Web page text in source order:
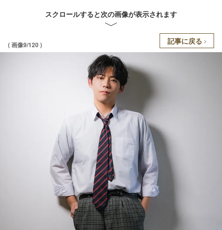
スクロールすると次の画像が表示されます
( 画像9/120 ) 記事に戻る